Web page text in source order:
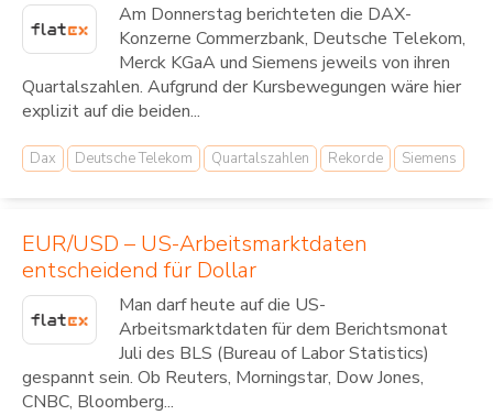
Am Donnerstag berichteten die DAX-
Konzerne Commerzbank, Deutsche Telekom,
Merck KGaA und Siemens jeweils von ihren
Quartalszahlen. Aufgrund der Kursbewegungen wäre hier
explizit auf die beiden...
Dax Deutsche Telekom Quartalszahlen Rekorde Siemens
EUR/USD – US-Arbeitsmarktdaten
entscheidend für Dollar
Man darf heute auf die US-
Arbeitsmarktdaten für dem Berichtsmonat
Juli des BLS (Bureau of Labor Statistics)
gespannt sein. Ob Reuters, Morningstar, Dow Jones,
CNBC, Bloomberg...